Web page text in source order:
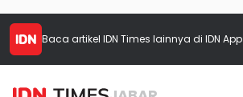
Baca artikel IDN Times lainnya di IDN App